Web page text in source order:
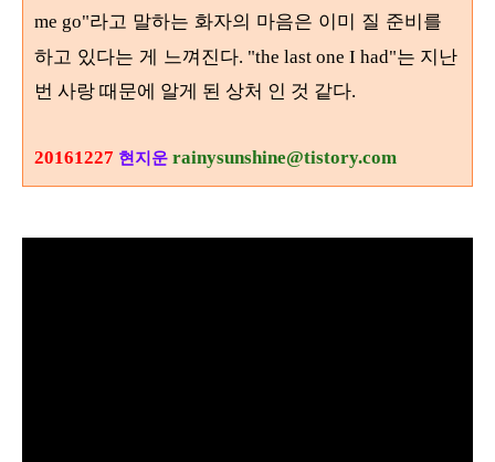
me go"라고 말하는 화자의 마음은 이미 질 준비를
하고 있다는 게 느껴진다. "the last one I had"는 지난
번 사랑 때문에 알게 된 상처 인 것 같다.
20161227 현지운 rainysunshine@tistory.com